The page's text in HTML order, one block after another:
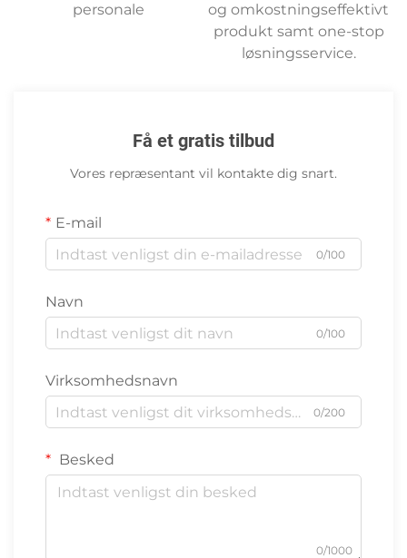
personale
og omkostningseffektivt
produkt samt one-stop
løsningsservice.
Få et gratis tilbud
Vores repræsentant vil kontakte dig snart.
E-mail
0/100
Navn
0/100
Virksomhedsnavn
0/200
Besked
0/1000